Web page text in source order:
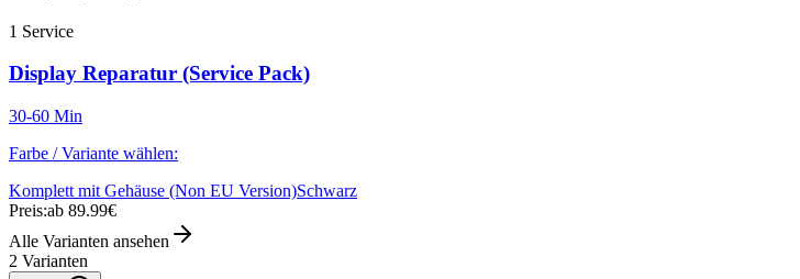
1 Service
Display Reparatur (Service Pack)
30-60 Min
Farbe / Variante wählen:
Komplett mit Gehäuse (Non EU Version)Schwarz
Preis:ab 89.99€
Alle Varianten ansehen
2 Varianten